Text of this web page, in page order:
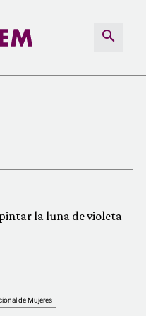
la luna de violeta
de Mujeres